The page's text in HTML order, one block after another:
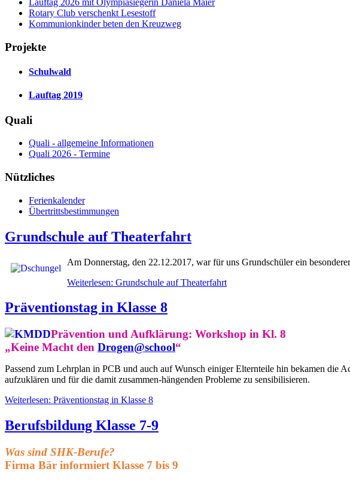
Lauftag 2026 mit Olympiasiegerin Daniela Maier
Rotary Club verschenkt Lesestoff
Kommunionkinder beten den Kreuzweg
Projekte
Schulwald
Lauftag 2019
Quali
Quali - allgemeine Informationen
Quali 2026 - Termine
Nützliches
Ferienkalender
Übertrittsbestimmungen
Grundschule auf Theaterfahrt
Am Donnerstag, den 22.12.2017, war für uns Grundschüler ein
Weiterlesen: Grundschule auf Theaterfahrt
Präventionstag in Klasse 8
Prävention und Aufklärung: Workshop in Kl. 8
„Keine Macht den Drogen@school“
Passend zum Lehrplan in PCB und auch auf Wunsch einiger Elternteile hin bekamen die
aufzuklären und für die damit zusammen-hängenden Probleme zu sensibilisieren.
Weiterlesen: Präventionstag in Klasse 8
Berufsbildung Klasse 7-9
Was sind SHK-Berufe?
Firma Bär informiert Klasse 7 bis 9